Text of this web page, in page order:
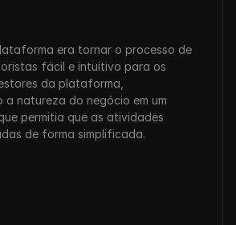
era tornar o processo de
fácil e intuitivo para os
da plataforma,
a natureza do negócio em um
permitia que as atividades
de forma simplificada.